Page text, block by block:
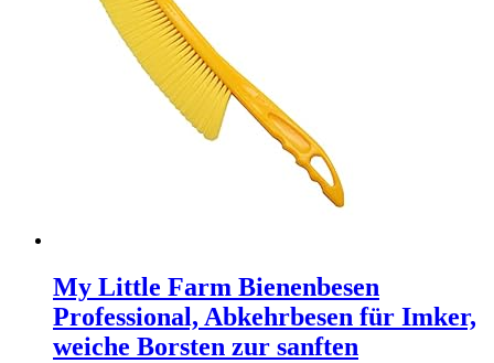
My Little Farm Bienenbesen
Professional, Abkehrbesen für Imker,
weiche Borsten zur sanften